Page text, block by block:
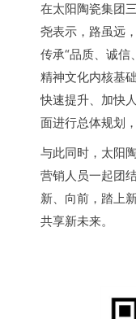
在太阳陶瓷集团
尧表示，路虽远
传承“品质、诚信
精神文化内核基
快速提升、加快
面进行总体规划
与此同时，太阳
营销人员一起团
新、向前，踏上
共享新未来。